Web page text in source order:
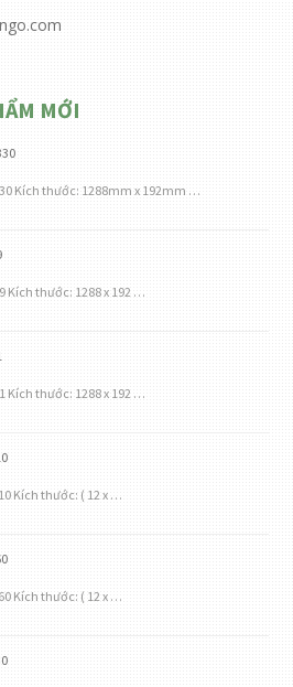
MỚI
Kích thước: 1288mm x 192mm …
Kích thước: 1288 x 192 …
Kích thước: 1288 x 192 …
Kích thước: ( 12 x …
Kích thước: ( 12 x …